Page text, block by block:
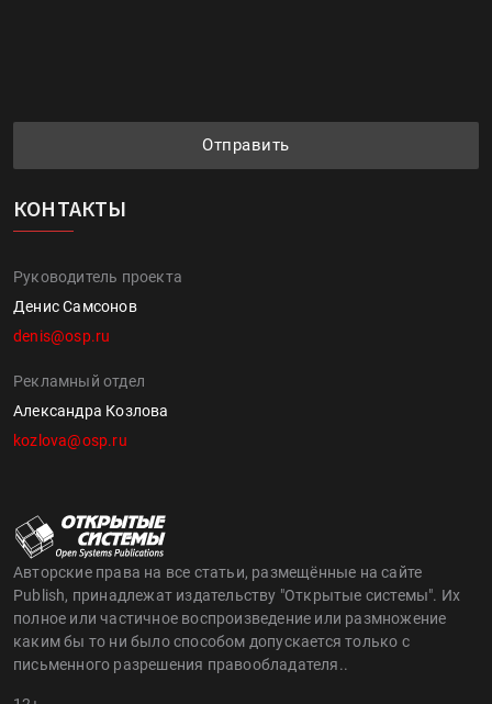
Отправить
КОНТАКТЫ
Руководитель проекта
Денис Самсонов
denis@osp.ru
Рекламный отдел
Александра Козлова
kozlova@osp.ru
Авторские права на все статьи, размещённые на сайте
Publish, принадлежат издательству "Открытые системы". Их
полное или частичное воспроизведение или размножение
каким бы то ни было способом допускается только с
письменного разрешения правообладателя..